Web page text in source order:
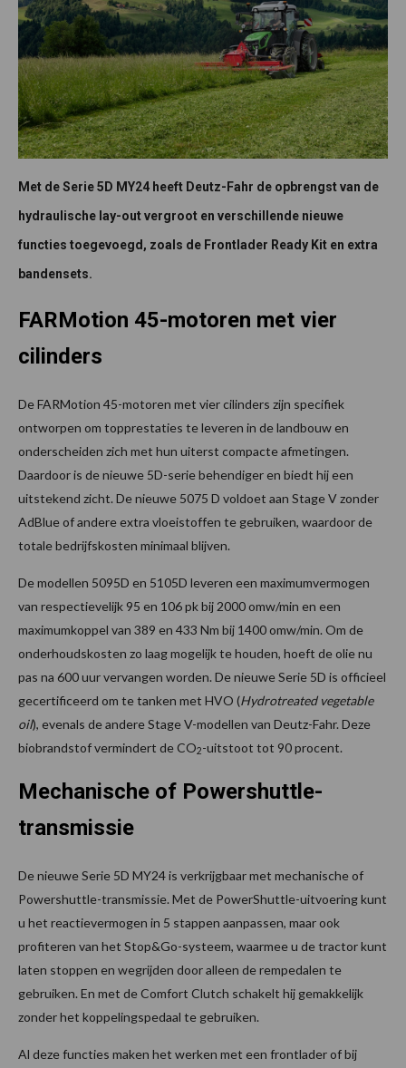
Met de Serie 5D MY24 heeft Deutz-Fahr de opbrengst van de
hydraulische lay-out vergroot en verschillende nieuwe
functies toegevoegd, zoals de Frontlader Ready Kit en extra
bandensets.
FARMotion 45-motoren met vier
cilinders
De FARMotion 45-motoren met vier cilinders zijn specifiek
ontworpen om topprestaties te leveren in de landbouw en
onderscheiden zich met hun uiterst compacte afmetingen.
Daardoor is de nieuwe 5D-serie behendiger en biedt hij een
uitstekend zicht. De nieuwe 5075 D voldoet aan Stage V zonder
AdBlue of andere extra vloeistoffen te gebruiken, waardoor de
totale bedrijfskosten minimaal blijven.
De modellen 5095D en 5105D leveren een maximumvermogen
van respectievelijk 95 en 106 pk bij 2000 omw/min en een
maximumkoppel van 389 en 433 Nm bij 1400 omw/min. Om de
onderhoudskosten zo laag mogelijk te houden, hoeft de olie nu
pas na 600 uur vervangen worden. De nieuwe Serie 5D is officieel
gecertificeerd om te tanken met HVO (Hydrotreated vegetable
oil), evenals de andere Stage V-modellen van Deutz-Fahr. Deze
biobrandstof vermindert de CO2-uitstoot tot 90 procent.
Mechanische of Powershuttle-
transmissie
De nieuwe Serie 5D MY24 is verkrijgbaar met mechanische of
Powershuttle-transmissie. Met de PowerShuttle-uitvoering kunt
u het reactievermogen in 5 stappen aanpassen, maar ook
profiteren van het Stop&Go-systeem, waarmee u de tractor kunt
laten stoppen en wegrijden door alleen de rempedalen te
gebruiken. En met de Comfort Clutch schakelt hij gemakkelijk
zonder het koppelingspedaal te gebruiken.
Al deze functies maken het werken met een frontlader of bij